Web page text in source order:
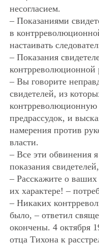
несогласием.
– Показаниями
в
настаивать
– Показания
контрреволюционной
– Вы говорите
свидетелей, из
контрреволюционную
предрассудок, и
намерения против
власти.
– Все эти обвинения
показания
– Расскажите о
их характере! –
– Никаких
было, – ответил
окончены. 4 октября
отца Тихона к